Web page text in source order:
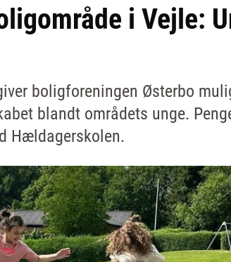
i Vejle:
boligforeningen Østerbo
blandt områdets unge.
Hældagerskolen.